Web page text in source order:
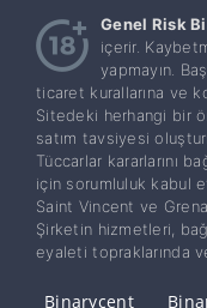
Genel Risk
içerir.
yapmayın.
ticaret kurallarına ve
Sitedeki herhangi bir
satım tavsiyesi
Tüccarlar kararlarını
için sorumluluk kabul
Saint Vincent ve
Şirketin hizmetleri,
eyaleti topraklarında
Binarycent